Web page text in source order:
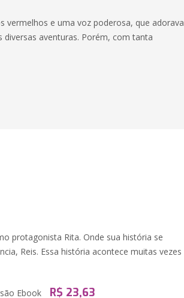
vermelhos e uma voz poderosa, que adorava
diversas aventuras. Porém, com tanta
protagonista Rita. Onde sua história se
Reis. Essa história acontece muitas vezes
Ebook R$ 23,63